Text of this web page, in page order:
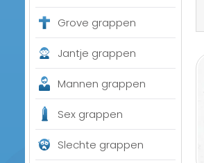
Grove grappen
Jantje grappen
Mannen grappen
Sex grappen
Slechte grappen